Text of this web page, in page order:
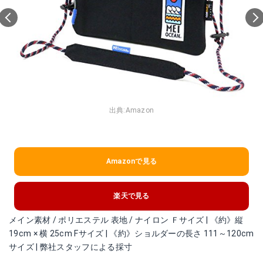
出典:Amazon
Amazonで見る
楽天で見る
メイン素材 / ポリエステル 表地 / ナイロン Ｆサイズ | 《約》縦
19cm × 横 25cm Fサイズ | 《約》ショルダーの長さ 111～120cm
サイズ | 弊社スタッフによる採寸